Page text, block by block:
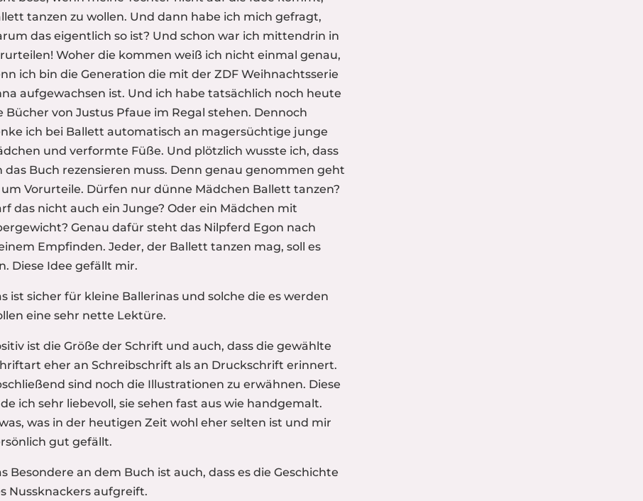
tanzen zu wollen. Und dann habe ich mich gefragt,
das eigentlich so ist? Und schon war ich mittendrin in
Woher die kommen weiß ich nicht einmal genau,
ich bin die Generation die mit der ZDF Weihnachtsserie
aufgewachsen ist. Und ich habe tatsächlich noch heute
Bücher von Justus Pfaue im Regal stehen. Dennoch
ich bei Ballett automatisch an magersüchtige junge
und verformte Füße. Und plötzlich wusste ich, dass
das Buch rezensieren muss. Denn genau genommen geht
um Vorurteile. Dürfen nur dünne Mädchen Ballett tanzen?
das nicht auch ein Junge? Oder ein Mädchen mit
Genau dafür steht das Nilpferd Egon nach
Empfinden. Jeder, der Ballett tanzen mag, soll es
Diese Idee gefällt mir.
ist sicher für kleine Ballerinas und solche die es werden
eine sehr nette Lektüre.
ist die Größe der Schrift und auch, dass die gewählte
eher an Schreibschrift als an Druckschrift erinnert.
sind noch die Illustrationen zu erwähnen. Diese
ich sehr liebevoll, sie sehen fast aus wie handgemalt.
was in der heutigen Zeit wohl eher selten ist und mir
gut gefällt.
Besondere an dem Buch ist auch, dass es die Geschichte
Nussknackers aufgreift.